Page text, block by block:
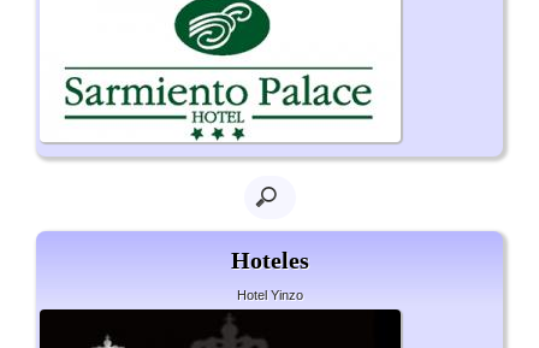
Hoteles
Hotel Yinzo